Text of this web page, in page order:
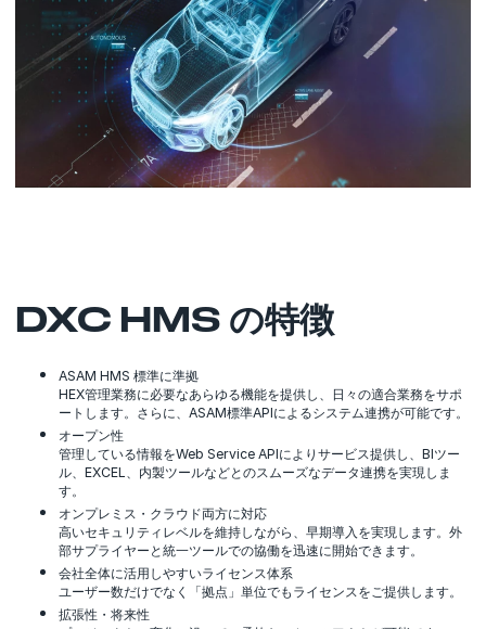
DXC HMS の特徴
ASAM HMS 標準に準拠
HEX管理業務に必要なあらゆる機能を提供し、日々の適合業務をサポ
ートします。さらに、ASAM標準APIによるシステム連携が可能です。
オープン性
管理している情報をWeb Service APIによりサービス提供し、BIツー
ル、EXCEL、内製ツールなどとのスムーズなデータ連携を実現しま
す。
オンプレミス・クラウド両方に対応
高いセキュリティレベルを維持しながら、早期導入を実現します。外
部サプライヤーと統一ツールでの協働を迅速に開始できます。
会社全体に活用しやすいライセンス体系
ユーザー数だけでなく「拠点」単位でもライセンスをご提供します。
拡張性・将来性